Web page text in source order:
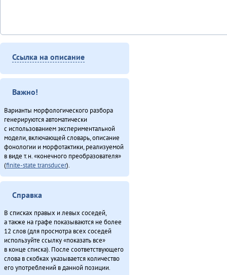
Ссылка на описание
Важно!
Варианты морфологического разбора
генерируются автоматически
с использованием экспериментальной
модели, включающей словарь, описание
фонологии и морфотактики, реализуемой
в виде т.н. «конечного преобразователя»
(finite-state transducer).
Справка
В списках правых и левых соседей,
а также на графе показываются не более
12 слов (для просмотра всех соседей
используйте ссылку «показать все»
в конце списка). После соответствующего
слова в скобках указывается количество
его употреблений в данной позиции.